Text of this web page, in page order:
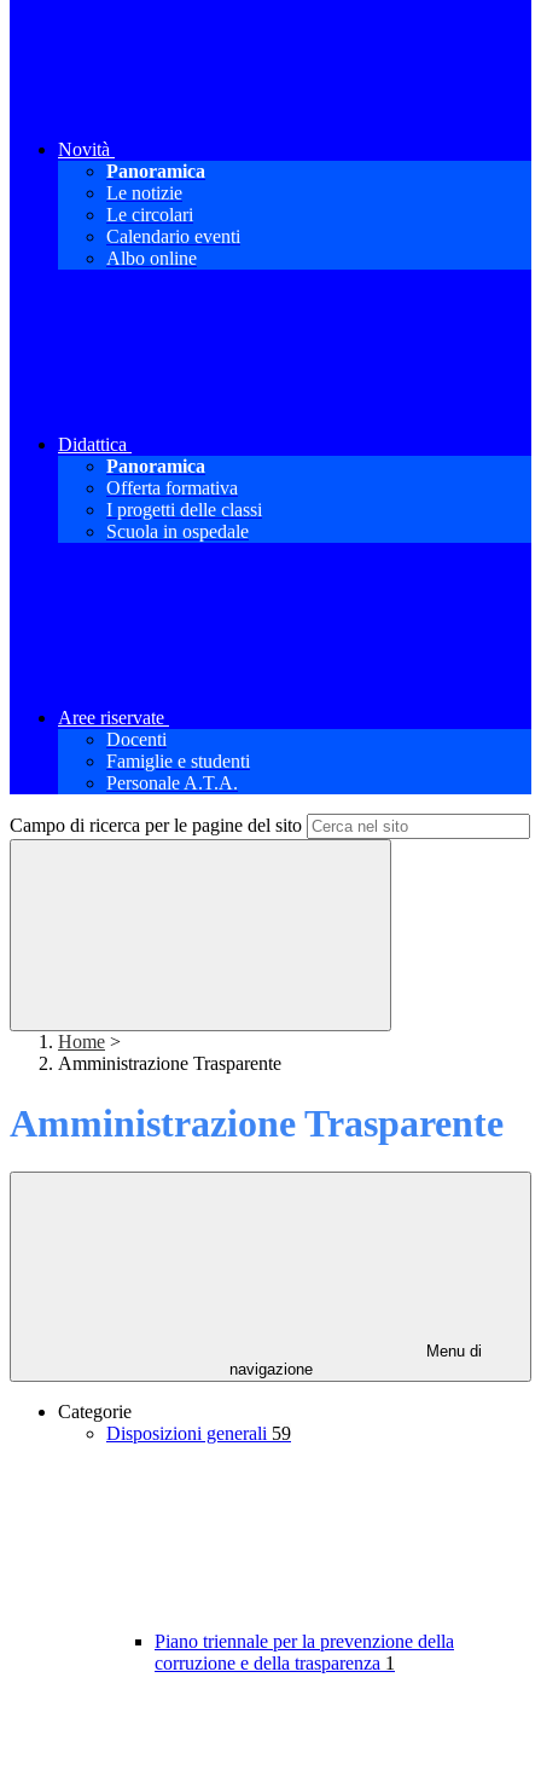
Novità
Panoramica
Le notizie
Le circolari
Calendario eventi
Albo online
Didattica
Panoramica
Offerta formativa
I progetti delle classi
Scuola in ospedale
Aree riservate
Docenti
Famiglie e studenti
Personale A.T.A.
Campo di ricerca per le pagine del sito
Home >
Amministrazione Trasparente
Amministrazione Trasparente
Menu di
navigazione
Categorie
Disposizioni generali 59
Piano triennale per la prevenzione della
corruzione e della trasparenza 1